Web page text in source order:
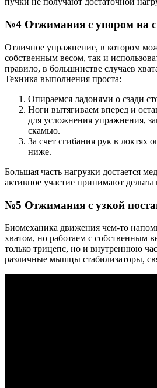
№4 Отжимания с упором на
Отличное упражнение, в котором
собственным весом, так и
правило, в большинстве случаев
Техника выполнения проста:
Опираемся ладонями о сзади
Ноги вытягиваем вперед и
для усложнения упражнения,
скамью.
За счет сгибания рук в локтях
ниже.
Большая часть нагрузки достается
активное участие принимают
№5 Отжимания с узкой
Биомеханика движения чем-то
хватом, но работаем с собственным
только трицепс, но и внутреннюю
различные мышцы стабилизаторы,